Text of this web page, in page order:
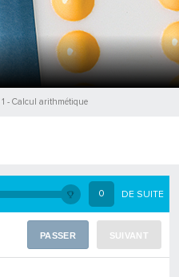
1 - Calcul arithmétique
0 DE SUITE
PASSER SUIVANT